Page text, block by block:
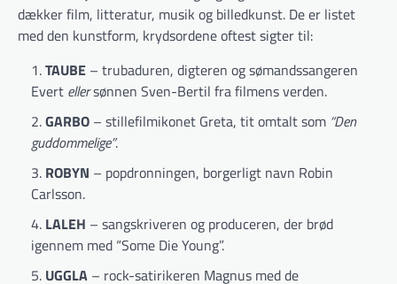
dækker film, litteratur, musik og billedkunst. De er listet
med den kunstform, krydsordene oftest sigter til:
TAUBE – trubaduren, digteren og sømandssangeren
Evert ellersønnen Sven-Bertil fra filmens verden.
GARBO – stillefilmikonet Greta, tit omtalt som “Den
guddommelige”.
ROBYN – popdronningen, borgerligt navn Robin
Carlsson.
LALEH – sangskriveren og produceren, der brød
igennem med “Some Die Young”.
UGGLA – rock-satirikeren Magnus med de